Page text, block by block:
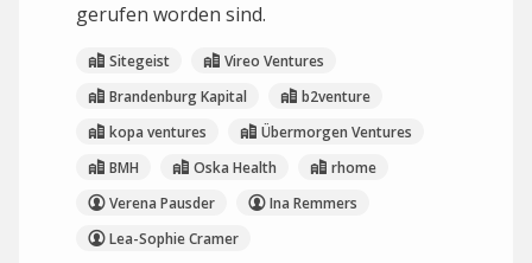
gerufen worden sind.
Sitegeist
Vireo Ventures
Brandenburg Kapital
b2venture
kopa ventures
Übermorgen Ventures
BMH
Oska Health
rhome
Verena Pausder
Ina Remmers
Lea-Sophie Cramer